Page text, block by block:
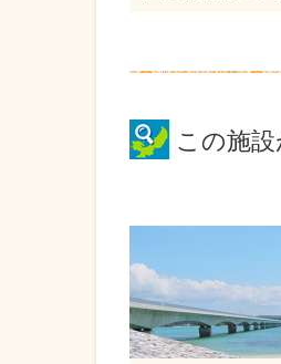
この施